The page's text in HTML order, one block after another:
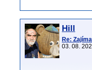
Hill
Re:
03. 08.